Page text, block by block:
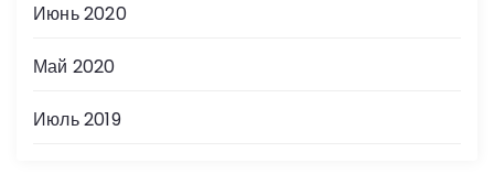
Июнь 2020
Май 2020
Июль 2019